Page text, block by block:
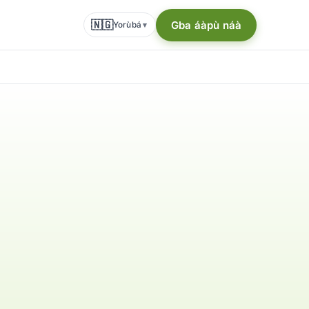
🇳🇬Yorùbá ▾ Gba áàpù náà